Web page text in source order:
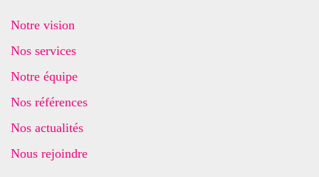
Notre vision
Nos services
Notre équipe
Nos références
Nos actualités
Nous rejoindre